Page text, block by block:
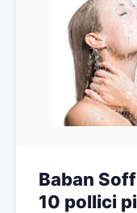
Baban
10 pollici